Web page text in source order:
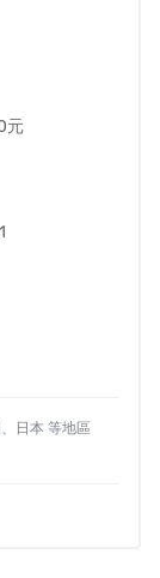
投共
報，快來了
試玩心得。
火基隆系列之
界觀，具有
。我們在遊
試者包含資
元
日本 等地區